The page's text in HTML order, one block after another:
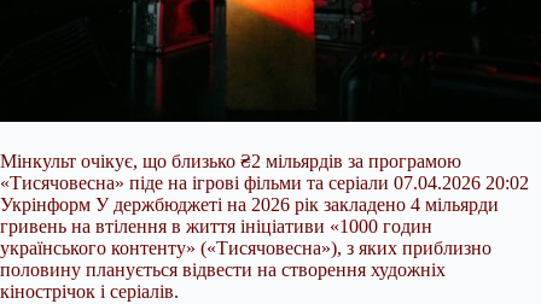
Мінкульт очікує, що близько ₴2 мільярдів за програмою
«Тисячовесна» піде на ігрові фільми та серіали 07.04.2026 20:02
Укрінформ У держбюджеті на 2026 рік закладено 4 мільярди
гривень на втілення в життя ініціативи «1000 годин
українського контенту» («Тисячовесна»), з яких приблизно
половину планується відвести на створення художніх
кінострічок і серіалів.